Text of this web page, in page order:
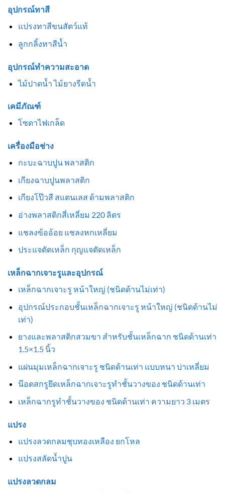
อุปกรณ์ทาสี
แปรงทาสีขนสัตว์แท้
ลูกกลิ้งทาสีน้ำ
อุปกรณ์ทำความสะอาด
ไม้ปาดน้ำ ไม้ยางรีดน้ำ
เคมีภัณฑ์
โซดาไฟเกล็ด
เครื่องมือช่าง
กะบะฉาบปูน พลาสติก
เกียงฉาบปูนพลาสติก
เกียงโป๊วสี สแตนเลส ด้ามพลาสติก
อ่างพลาสติกสี่เหลี่ยม 220 ลิตร
แชลงข้ออ้อย แชลงหกเหลี่ยม
ประแจดัดเหล็ก กุญแจดัดเหล็ก
เหล็กฉากเจาะรูและอุปกรณ์
เหล็กฉากเจาะรู หน้าใหญ่ (ชนิดด้านไม่เท่า)
อุปกรณ์ประกอบชั้นเหล็กฉากเจาะรู หน้าใหญ่ (ชนิดด้านไม่
เท่า)
ยางและพลาสติกสวมขา สำหรับชั้นเหล็กฉาก ชนิดด้านเท่า
1.5×1.5 นิ้ว
แผ่นมุมเหล็กฉากเจาะรู ชนิดด้านเท่า แบบหนา บ่าเหลี่ยม
น๊อตสกรูยึดเหล็กฉากเจาะรูทำชั้นวางของ ชนิดด้านเท่า
เหล็กฉากรูทำชั้นวางของ ชนิดด้านเท่า ความยาว 3 เมตร
แปรง
แปรงลวดกลมชุบทองเหลือง ยกโหล
แปรงสลัดน้ำปูน
แปรงลวดกลม